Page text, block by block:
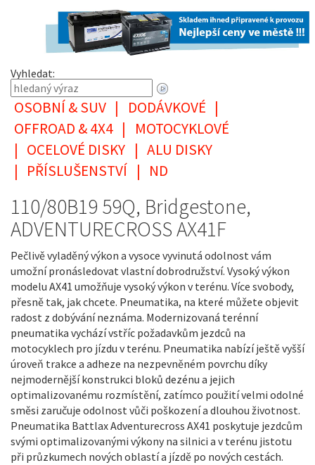
Vyhledat:
OSOBNÍ & SUV | DODÁVKOVÉ |
OFFROAD & 4X4 |
MOTOCYKLOVÉ
| OCELOVÉ DISKY | ALU DISKY
| PŘÍSLUŠENSTVÍ | ND
110/80B19 59Q, Bridgestone,
ADVENTURECROSS AX41F
Pečlivě vyladěný výkon a vysoce vyvinutá odolnost vám
umožní pronásledovat vlastní dobrodružství. Vysoký výkon
modelu AX41 umožňuje vysoký výkon v terénu. Více svobody,
přesně tak, jak chcete. Pneumatika, na které můžete objevit
radost z dobývání neznáma. Modernizovaná terénní
pneumatika vychází vstříc požadavkům jezdců na
motocyklech pro jízdu v terénu. Pneumatika nabízí ještě vyšší
úroveň trakce a adheze na nezpevněném povrchu díky
nejmodernější konstrukci bloků dezénu a jejich
optimalizovanému rozmístění, zatímco použití velmi odolné
směsi zaručuje odolnost vůči poškození a dlouhou životnost.
Pneumatika Battlax Adventurecross AX41 poskytuje jezdcům
svými optimalizovanými výkony na silnici a v terénu jistotu
při průzkumech nových oblastí a jízdě po nových cestách.